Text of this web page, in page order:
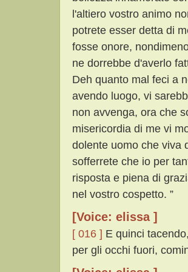
l'altiero vostro animo
potrete esser detta di
fosse onore,
ne dorrebbe d'averlo
Deh quanto mal feci a
avendo luogo, vi
non avvenga, ora che
misericordia di me vi
dolente uomo che viva
sofferrete che io per
risposta e piena di
nel vostro cospetto. ”
[Voice: elissa ]
[ 016 ] E quinci
per gli occhi fuori,